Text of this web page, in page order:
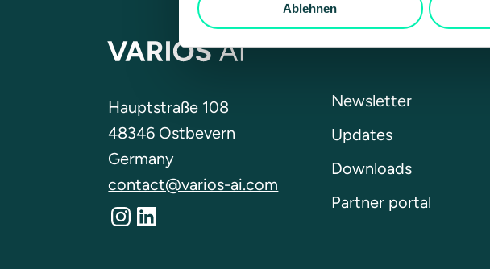
Ablehnen
Hauptstraße 108
48346 Ostbevern
Germany
contact@varios-ai.com
Instagram
LinkedIn
Newsletter
Updates
Downloads
Partner portal